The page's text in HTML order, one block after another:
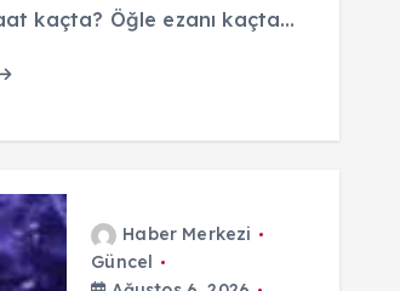
kaçta? Öğle ezanı kaçta…
Haber Merkezi
Güncel